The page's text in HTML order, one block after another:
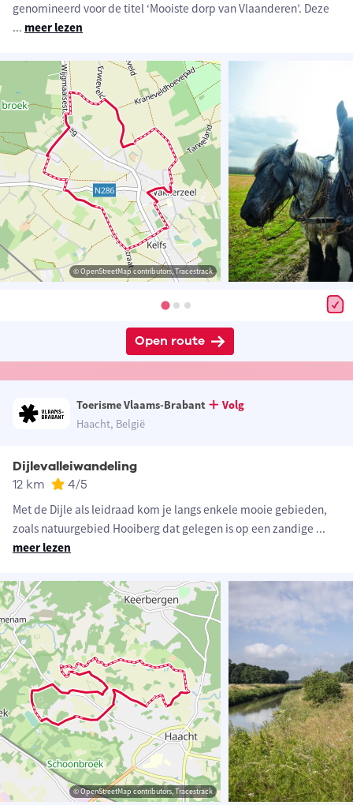
genomineerd voor de titel ‘Mooiste dorp van Vlaanderen’. Deze
... meer lezen
© OpenStreetMap contributors, Tracestrack
Open route
Toerisme Vlaams-Brabant
Volg
Haacht, België
Dijlevalleiwandeling
12 km 4/5
Met de Dijle als leidraad kom je langs enkele mooie gebieden,
zoals natuurgebied Hooiberg dat gelegen is op een zandige ...
meer lezen
© OpenStreetMap contributors, Tracestrack